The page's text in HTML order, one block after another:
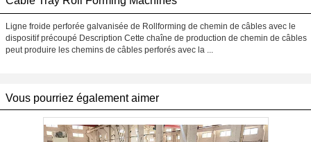
Ligne froide perforée galvanisée de Rollforming de chemin de câbles avec le
dispositif précoupé Description Cette chaîne de production de chemin de câbles
peut produire les chemins de câbles perforés avec la ...
Vous pourriez également aimer